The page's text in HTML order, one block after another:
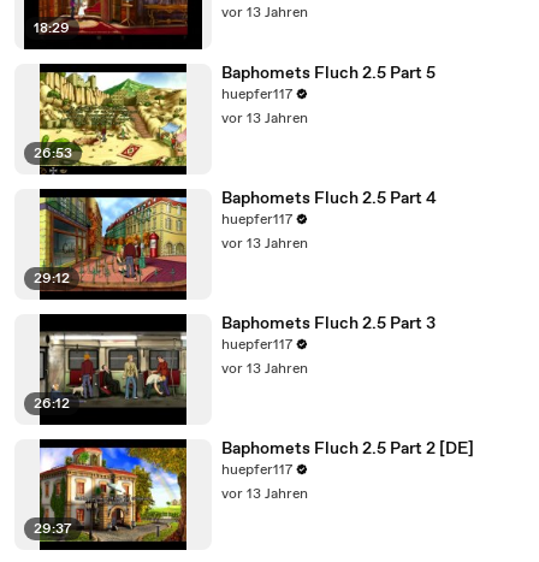
18:29
vor 13 Jahren
26:53
Baphomets Fluch 2.5 Part 5
huepfer117
vor 13 Jahren
29:12
Baphomets Fluch 2.5 Part 4
huepfer117
vor 13 Jahren
26:12
Baphomets Fluch 2.5 Part 3
huepfer117
vor 13 Jahren
29:37
Baphomets Fluch 2.5 Part 2 [DE]
huepfer117
vor 13 Jahren